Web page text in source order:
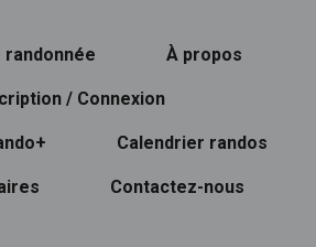
À propos
/ Connexion
Calendrier randos
Contactez-nous